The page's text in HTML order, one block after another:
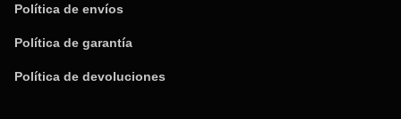
Política de envíos
Política de garantía
Política de devoluciones